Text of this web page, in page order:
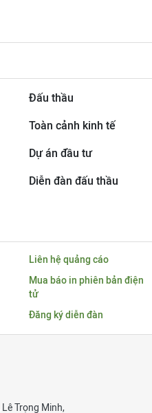
Đấu thầu
Toàn cảnh kinh tế
Dự án đầu tư
Diễn đàn đấu thầu
Liên hệ quảng cáo
Mua báo in phiên bản điện
tử
Đăng ký diễn đàn
Lê Trọng Minh,